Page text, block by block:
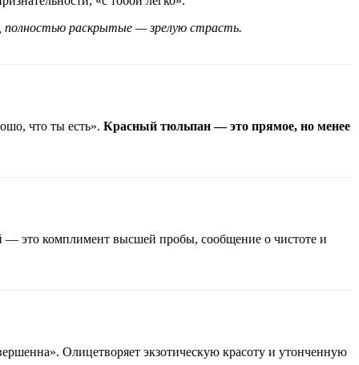
раскрытые — зрелую страсть.
что ты есть». Красный тюльпан — это прямое, но менее
— это комплимент высшей пробы, сообщение о чистоте и
Олицетворяет экзотическую красоту и утонченную